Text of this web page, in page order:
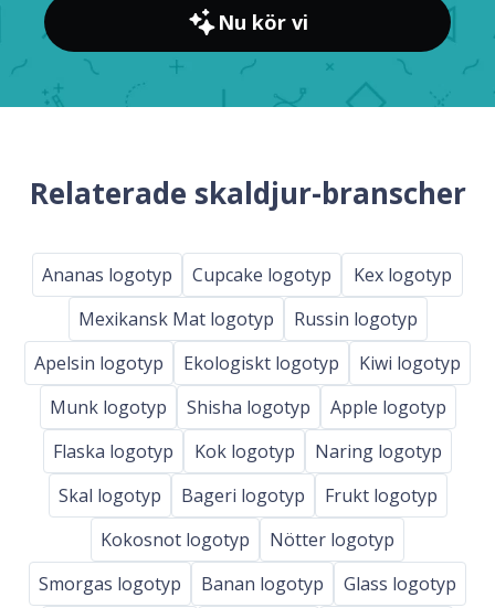
Nu kör vi
Relaterade skaldjur-branscher
Ananas logotyp Cupcake logotyp
Kex logotyp
Mexikansk Mat logotyp
Russin logotyp
Apelsin logotyp
Ekologiskt logotyp
Kiwi logotyp
Munk logotyp
Shisha logotyp
Apple logotyp
Flaska logotyp
Kok logotyp
Naring logotyp
Skal logotyp
Bageri logotyp
Frukt logotyp
Kokosnot logotyp
Nötter logotyp
Smorgas logotyp
Banan logotyp
Glass logotyp